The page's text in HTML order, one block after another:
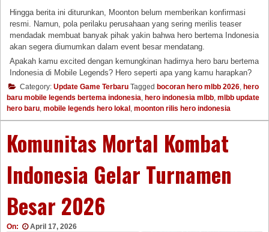
Hingga berita ini diturunkan, Moonton belum memberikan konfirmasi
resmi. Namun, pola perilaku perusahaan yang sering merilis teaser
mendadak membuat banyak pihak yakin bahwa hero bertema Indonesia
akan segera diumumkan dalam event besar mendatang.
Apakah kamu excited dengan kemungkinan hadirnya hero baru bertema
Indonesia di Mobile Legends? Hero seperti apa yang kamu harapkan?
Category: Update Game Terbaru Tagged bocoran hero mlbb 2026, hero
baru mobile legends bertema indonesia, hero indonesia mlbb, mlbb update
hero baru, mobile legends hero lokal , moonton rilis hero indonesia
Komunitas Mortal Kombat
Indonesia Gelar Turnamen
Besar 2026
On: April 17, 2026